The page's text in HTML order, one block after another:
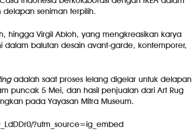
seniman terpilih.
hingga Virgil Abloh, yang mengkreasikan karya
dalam balutan desain avant-garde, kontemporer,
adalah saat proses lelang digelar untuk delapan
puncak 5 Mei, dan hasil penjualan dari Art Rug
pada Yayasan Mitra Museum.
?utm_source=ig_embed